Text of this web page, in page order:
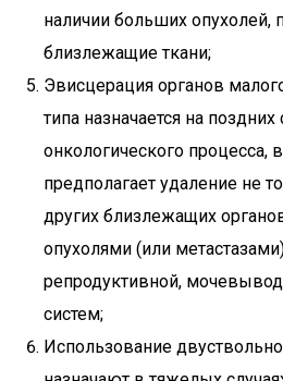
наличии больших опухолей,
близлежащие ткани;
Эвисцерация органов
типа назначается на поздних
онкологического процесса,
предполагает удаление не
других близлежащих
опухолями (или
репродуктивной,
систем;
Использование